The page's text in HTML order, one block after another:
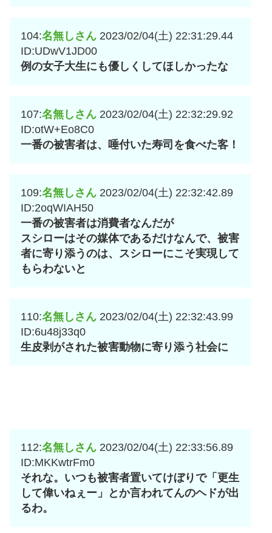
104:名無しさん 2023/02/04(土) 22:31:29.44
ID:UDwV1JD00
例の女子大生にも優しくしてほしかったな
107:名無しさん 2023/02/04(土) 22:32:29.92
ID:otW+Eo8C0
一番の被害者は、唾付いた寿司を食べた客！
109:名無しさん 2023/02/04(土) 22:32:42.89
ID:2oqWIAH50
一番の被害者は消費者なんだが
スシローはその媒体であるだけなんで、被害
者に寄り添うのは、スシローにこそ実現して
もらわないと
110:名無しさん 2023/02/04(土) 22:32:43.99
ID:6u48j33q0
生皮剥がされた被害動物に寄り添う社会に
112:名無しさん 2023/02/04(土) 22:33:56.89
ID:MKKwtrFm0
それな。いつも被害者置いてけぼりで「更生
して偉いねぇー」とか言われてんのヘドが出
るわ。